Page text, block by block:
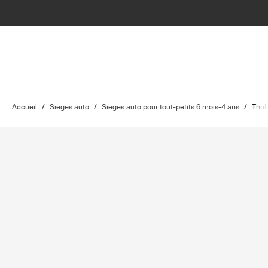
Accueil / Sièges auto / Sièges auto pour tout-petits 6 mois-4 ans /